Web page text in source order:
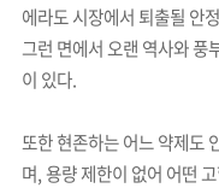
에라도 시장에서 퇴출될 안
그런 면에서 오랜 역사와 풍
이 있다.
또한 현존하는 어느 약제도
며, 용량 제한이 없어 어떤